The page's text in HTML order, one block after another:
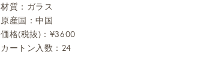
材質：ガラス
原産国：中国
価格(税抜)：¥3600
カートン入数：24